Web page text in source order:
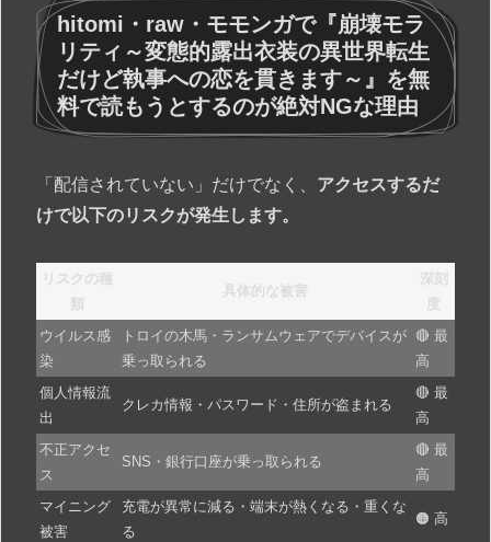
hitomi・raw・モモンガで『崩壊モラ
リティ～変態的露出衣装の異世界転生
だけど執事への恋を貫きます～』を無
料で読もうとするのが絶対NGな理由
「配信されていない」だけでなく、 アクセスするだ
けで以下のリスクが発生します。
リスクの種
類
具体的な被害
深刻
度
ウイルス感
染
トロイの木馬・ランサムウェアでデバイスが
乗っ取られる
🔴 最
高
個人情報流
出
クレカ情報・パスワード・住所が盗まれる
🔴 最
高
不正アクセ
ス
SNS・銀行口座が乗っ取られる
🔴 最
高
マイニング
被害
充電が異常に減る・端末が熱くなる・重くな
る
🟠 高